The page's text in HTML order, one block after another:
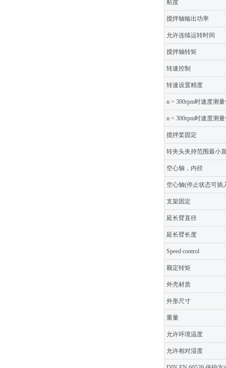
粘度
搅拌轴输出功率
允许连续运转时间
搅拌轴转矩
转速控制
转速设置精度
n > 300rpm时速度测
n < 300rpm时速度测
搅拌桨固定
转夹头夹持范围最小
空心轴，内径
空心轴(停止状态可插
支架固定
延长臂直径
延长臂长度
Speed control
额定转矩
外壳材质
外形尺寸
重量
允许环境温度
允许相对湿度